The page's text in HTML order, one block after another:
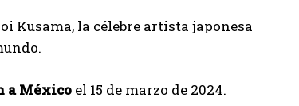
Kusama, la célebre artista japonesa
a México el 15 de marzo de 2024.